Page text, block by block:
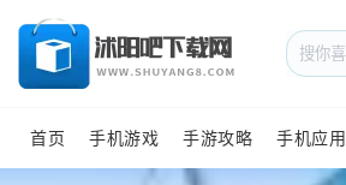
首页 手机游戏 手游攻略 手机应用